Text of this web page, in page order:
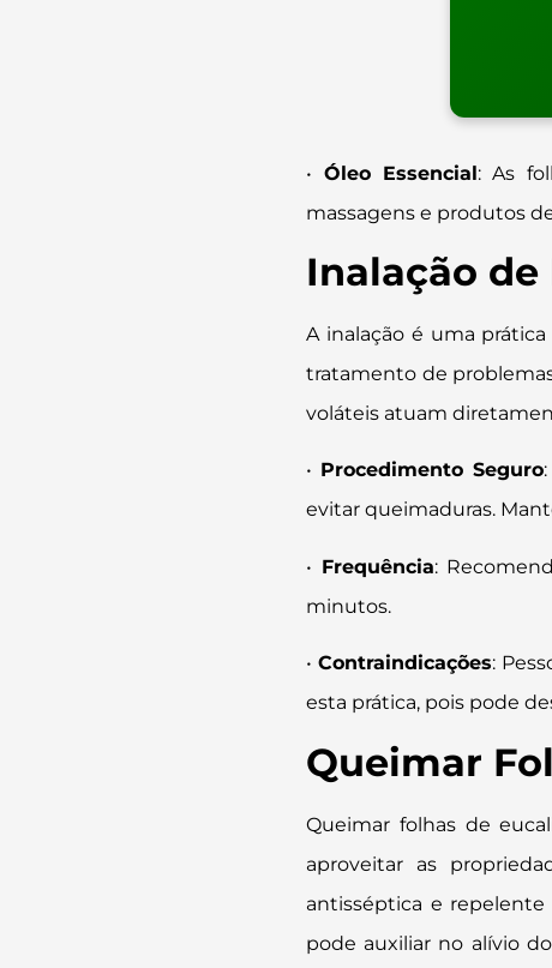
• Óleo Essencial: As
massagens e produtos
Inalação
A inalação é uma
tratamento de
voláteis atuam
• Procedimento Seguro
evitar queimaduras.
• Frequência:
minutos.
•Contraindicações:
esta prática, pois pode
Queimar
Queimar folhas de
aproveitar as
antisséptica e
pode auxiliar no alívio